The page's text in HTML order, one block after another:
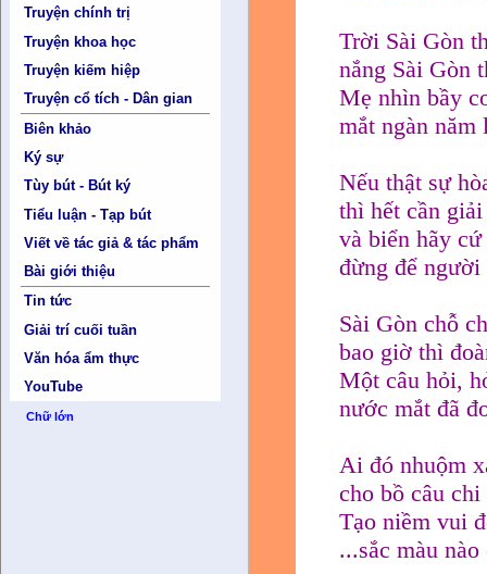
Truyện chính trị
Truyện khoa học
Truyện kiếm hiệp
Truyện cổ tích - Dân gian
Biên khảo
Ký sự
Tùy bút - Bút ký
Tiểu luận - Tạp bút
Viết về tác giả & tác phẩm
Bài giới thiệu
Tin tức
Giải trí cuối tuần
Văn hóa ẩm thực
YouTube
Chữ lớn
Trời Sài Gòn
nắng Sài Gòn
Mẹ nhìn bầy
mắt ngàn năm
Nếu thật sự
thì hết cần
và biển hãy cứ
đừng để
Sài Gòn chỗ
bao giờ thì
Một câu hỏi,
nước mắt đã
Ai đó nhuộm
cho bồ câu chi
Tạo niềm vui
...sắc màu